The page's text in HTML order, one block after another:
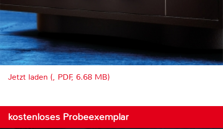
Jetzt laden (, PDF, 6.68 MB)
kostenloses Probeexemplar